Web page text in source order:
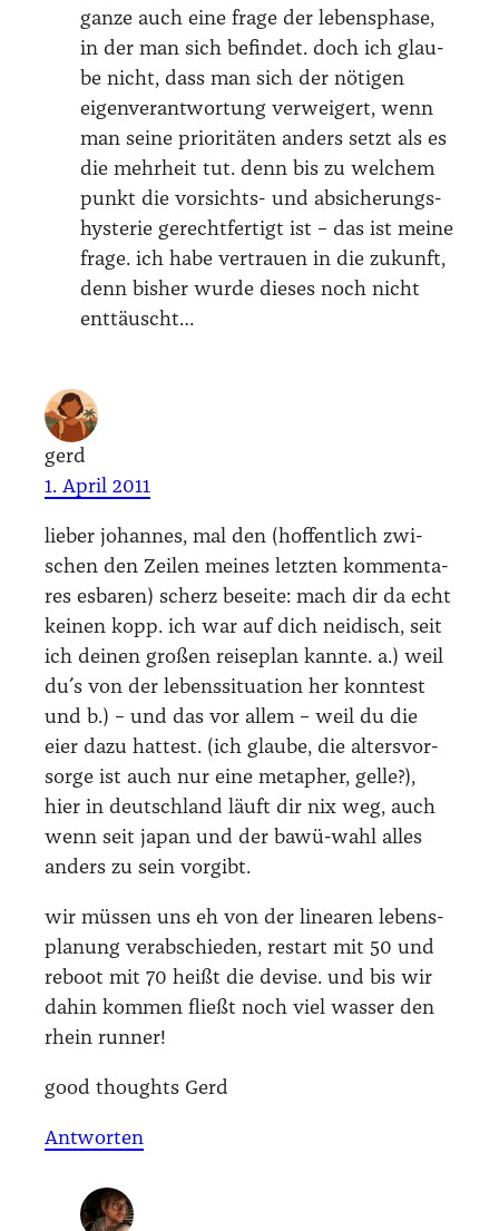
gan­ze auch eine fra­ge der lebens­pha­se,
in der man sich befin­det. doch ich glau­
be nicht, dass man sich der nöti­gen
eigen­ver­ant­wor­tung ver­wei­gert, wenn
man sei­ne prio­ri­tä­ten anders setzt als es
die mehr­heit tut. denn bis zu wel­chem
punkt die vor­sichts- und absi­che­rungs­
hys­te­rie gerecht­fer­tigt ist – das ist mei­ne
fra­ge. ich habe ver­trau­en in die zukunft,
denn bis­her wur­de die­ses noch nicht
ent­täuscht…
gerd
1. April 2011
lie­ber johan­nes, mal den (hof­fent­lich zwi­
schen den Zei­len mei­nes letz­ten kom­men­ta­
res esba­ren) scherz besei­te: mach dir da echt
kei­nen kopp. ich war auf dich nei­disch, seit
ich dei­nen gro­ßen rei­se­plan kann­te. a.) weil
du´s von der lebens­si­tua­ti­on her konn­test
und b.) – und das vor allem – weil du die
eier dazu hat­test. (ich glau­be, die alters­vor­
sor­ge ist auch nur eine meta­pher, gel­le?),
hier in deutsch­land läuft dir nix weg, auch
wenn seit japan und der bawü-wahl alles
anders zu sein vor­gibt.
wir müs­sen uns eh von der linea­ren lebens­
pla­nung ver­ab­schie­den, restart mit 50 und
reboot mit 70 heißt die devi­se. und bis wir
dahin kom­men fließt noch viel was­ser den
rhein run­ner!
good thoughts Gerd
Antworten